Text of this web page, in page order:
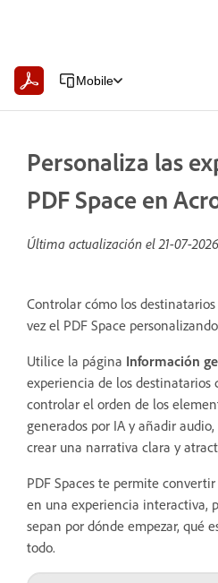
Mobile
Personaliza las
PDF Space en
Última actualización el21-07-2026
Controlar cómo los
vez el PDF Space
Utilice la página Información
experiencia de los destinatarios
controlar el orden de los
generados por IA y añadir
crear una narrativa clara y
PDF Spaces te permite
en una experiencia interactiva,
sepan por dónde empezar, qué
todo.